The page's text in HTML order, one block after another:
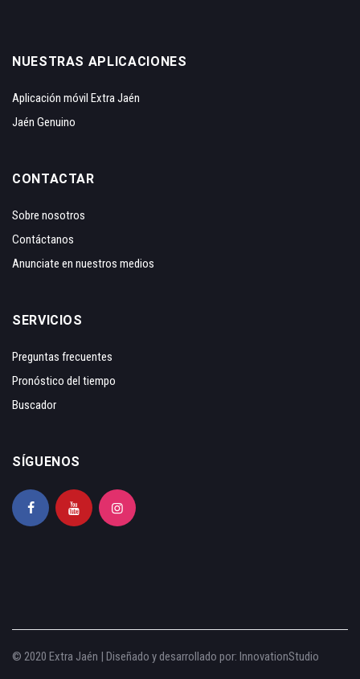
NUESTRAS APLICACIONES
Aplicación móvil Extra Jaén
Jaén Genuino
CONTACTAR
Sobre nosotros
Contáctanos
Anunciate en nuestros medios
SERVICIOS
Preguntas frecuentes
Pronóstico del tiempo
Buscador
SÍGUENOS
© 2020 Extra Jaén | Diseñado y desarrollado por: InnovationStudio